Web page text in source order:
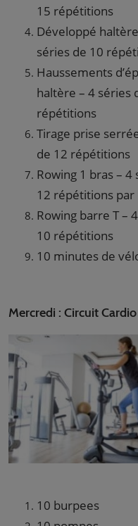
15 répétitions
Développé
séries de 10
Haussements
haltère – 4 séries
répétitions
Tirage prise
de 12 répétitions
Rowing 1 bras – 4
12 répétitions par
Rowing barre T –
10 répétitions
10 minutes de
Mercredi : Circuit Cardio
10 burpees